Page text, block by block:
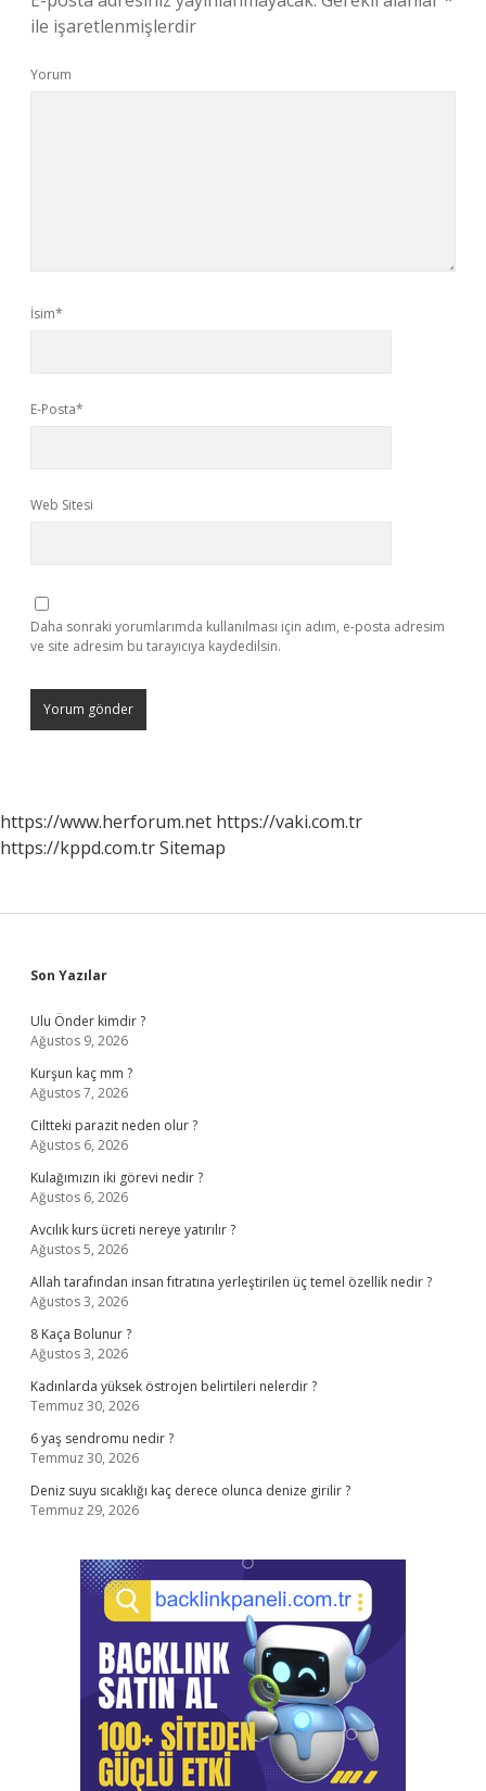
ile işaretlenmişlerdir
Yorum
İsim*
E-Posta*
Web Sitesi
Daha sonraki yorumlarımda kullanılması için adım, e-posta adresim
ve site adresim bu tarayıcıya kaydedilsin.
https://www.herforum.net https://vaki.com.tr
https://kppd.com.trSitemap
Sidebar
Son Yazılar
Ulu Önder kimdir ?
Ağustos 9, 2026
Kurşun kaç mm ?
Ağustos 7, 2026
Ciltteki parazit neden olur ?
Ağustos 6, 2026
Kulağımızın iki görevi nedir ?
Ağustos 6, 2026
Avcılık kurs ücreti nereye yatırılır ?
Ağustos 5, 2026
Allah tarafından insan fıtratına yerleştirilen üç temel özellik nedir ?
Ağustos 3, 2026
8 Kaça Bolunur ?
Ağustos 3, 2026
Kadınlarda yüksek östrojen belirtileri nelerdir ?
Temmuz 30, 2026
6 yaş sendromu nedir ?
Temmuz 30, 2026
Deniz suyu sıcaklığı kaç derece olunca denize girilir ?
Temmuz 29, 2026